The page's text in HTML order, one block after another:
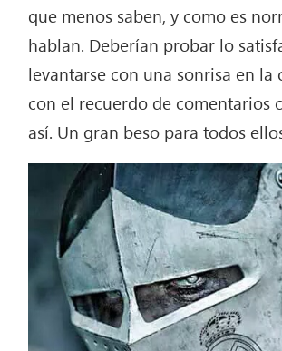
que menos saben, y como es
hablan. Deberían probar lo
levantarse con una sonrisa en la
con el recuerdo de comentarios
así. Un gran beso para todos